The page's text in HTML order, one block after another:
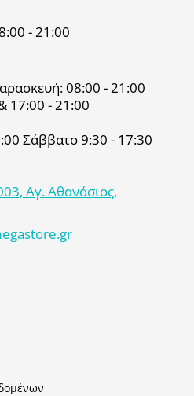
- 21:00
08:00 - 21:00
17:00 - 21:00
Σάββατο 9:30 - 17:30
Αγ. Αθανάσιος,